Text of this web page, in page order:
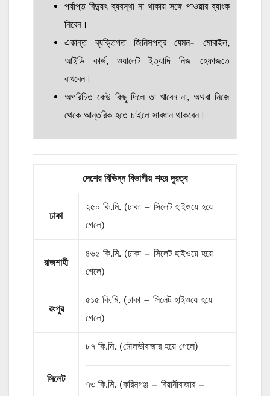
পর্যাপ্ত বিদ্যুৎ ব্যবস্থা না থাকায় সঙ্গে পাওয়ার ব্যাংক
নিবেন।
একান্ত ব্যক্তিগত জিনিসপত্র যেমন- মোবাইল,
আইডি কার্ড, ওয়ালেট ইত্যাদি নিজ হেফাজতে
রাখবেন।
অপরিচিত কেউ কিছু দিলে তা খাবেন না, অথবা নিজে
থেকে আন্তরিক হতে চাইলে সাবধান থাকবেন।
দেশের বিভিন্ন বিভাগীয় শহর দূরত্ব
ঢাকা
২৫০ কি.মি. (ঢাকা – সিলেট হাইওয়ে হয়ে
গেলে)
রাজশাহী
৪৬৫ কি.মি. (ঢাকা – সিলেট হাইওয়ে হয়ে
গেলে)
রংপুর
৫১৫ কি.মি. (ঢাকা – সিলেট হাইওয়ে হয়ে
গেলে)
সিলেট
৮৭ কি.মি. (মৌলভীবাজার হয়ে গেলে)
৭৩ কি.মি. (করিমগঞ্জ – বিয়ানীবাজার –